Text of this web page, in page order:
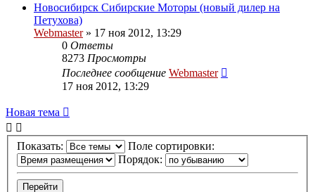
Новосибирск Сибирские Моторы (новый дилер на
Петухова)
Webmaster» 17 ноя 2012, 13:29
0 Ответы
8273 Просмотры
Последнее сообщение Webmaster
17 ноя 2012, 13:29
Новая тема
Показать:
Поле сортировки:
Порядок: